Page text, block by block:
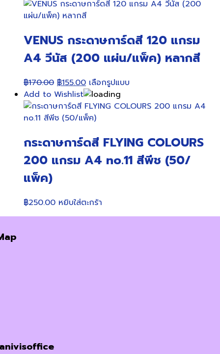
VENUS กระดาษการ์ดสี 120 แกรม
A4 วีนัส (200 แผ่น/แพ็ค) หลากสี
฿170.00 Original
price
was:
฿170.00.
฿155.00Current
price
is:
฿155.00.
เลือกรูปแบบ
has
The
options
may
Add to Wishlist
กระดาษการ์ดสี FLYING COLOURS
200 แกรม A4 no.11 สีพีช (50/
แพ็ค)
฿250.00 หยิบใส่ตะกร้า